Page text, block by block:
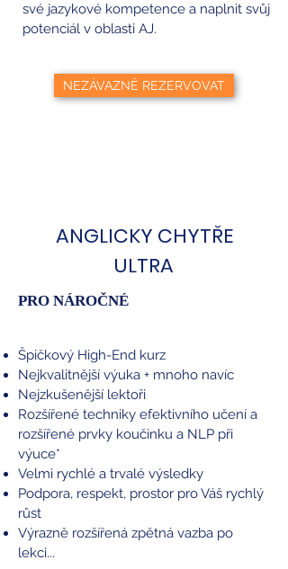
své jazykové kompetence a naplnit svůj
potenciál v oblasti AJ.
NEZÁVAZNĚ REZERVOVAT
ANGLICKY CHYTŘE
ULTRA
PRO NÁROČNÉ
Špičkový High-End kurz
Nejkvalitnější výuka + mnoho navíc
Nejzkušenější lektoři
Rozšířené techniky efektivního učení a
rozšířené prvky koučinku a NLP při
výuce*
Velmi rychlé a trvalé výsledky
Podpora, respekt, prostor pro Váš rychlý
růst
Výrazně rozšířená zpětná vazba po
lekci...